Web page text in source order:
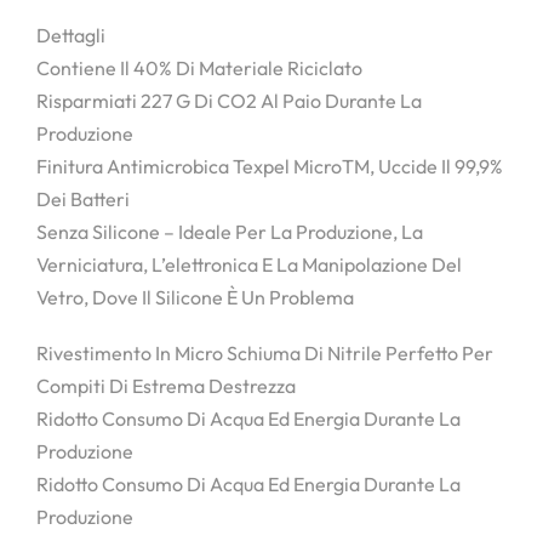
Dettagli
Contiene Il 40% Di Materiale Riciclato
Risparmiati 227 G Di CO2 Al Paio Durante La
Produzione
Finitura Antimicrobica Texpel MicroTM, Uccide Il 99,9%
Dei Batteri
Senza Silicone – Ideale Per La Produzione, La
Verniciatura, L’elettronica E La Manipolazione Del
Vetro, Dove Il Silicone È Un Problema
Rivestimento In Micro Schiuma Di Nitrile Perfetto Per
Compiti Di Estrema Destrezza
Ridotto Consumo Di Acqua Ed Energia Durante La
Produzione
Ridotto Consumo Di Acqua Ed Energia Durante La
Produzione